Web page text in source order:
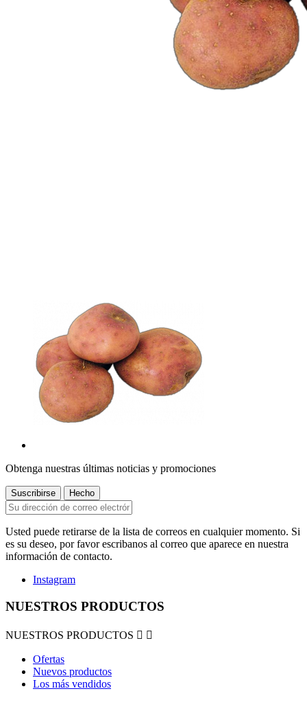
Obtenga nuestras últimas noticias y promociones
Usted puede retirarse de la lista de correos en cualquier momento. Si
es su deseo, por favor escribanos al correo que aparece en nuestra
información de contacto.
Instagram
NUESTROS PRODUCTOS
NUESTROS PRODUCTOS  
Ofertas
Nuevos productos
Los más vendidos